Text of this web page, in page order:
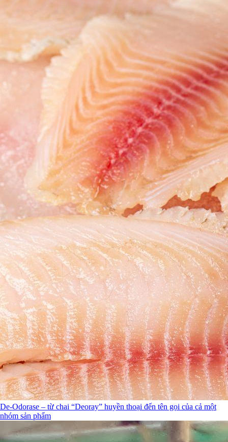
De-Odorase – từ chai “Deoray” huyền thoại đến tên gọi của cả một
nhóm sản phẩm